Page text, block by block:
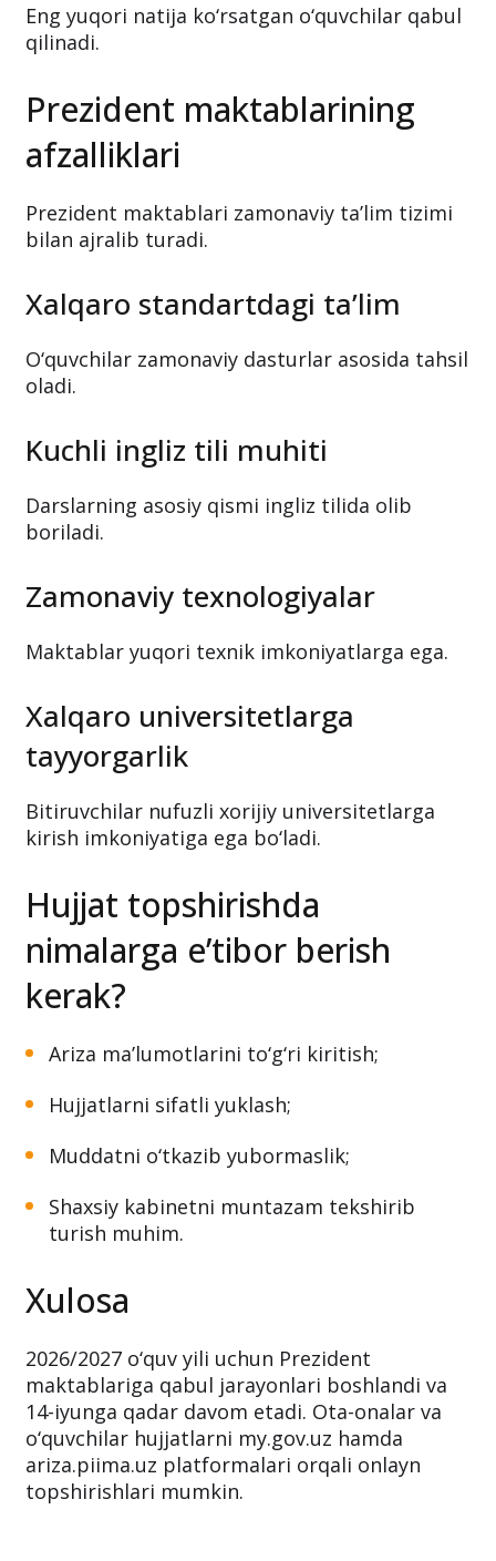
Eng yuqori natija ko‘rsatgan o‘quvchilar qabul
qilinadi.
Prezident maktablarining
afzalliklari
Prezident maktablari zamonaviy ta’lim tizimi
bilan ajralib turadi.
Xalqaro standartdagi ta’lim
O‘quvchilar zamonaviy dasturlar asosida tahsil
oladi.
Kuchli ingliz tili muhiti
Darslarning asosiy qismi ingliz tilida olib
boriladi.
Zamonaviy texnologiyalar
Maktablar yuqori texnik imkoniyatlarga ega.
Xalqaro universitetlarga
tayyorgarlik
Bitiruvchilar nufuzli xorijiy universitetlarga
kirish imkoniyatiga ega bo‘ladi.
Hujjat topshirishda
nimalarga e’tibor berish
kerak?
Ariza ma’lumotlarini to‘g‘ri kiritish;
Hujjatlarni sifatli yuklash;
Muddatni o‘tkazib yubormaslik;
Shaxsiy kabinetni muntazam tekshirib
turish muhim.
Xulosa
2026/2027 o‘quv yili uchun Prezident
maktablariga qabul jarayonlari boshlandi va
14-iyunga qadar davom etadi. Ota-onalar va
o‘quvchilar hujjatlarni my.gov.uz hamda
ariza.piima.uz platformalari orqali onlayn
topshirishlari mumkin.